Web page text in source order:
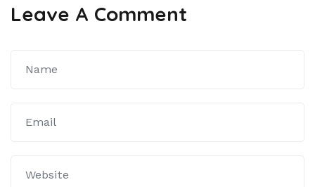
Leave A Comment